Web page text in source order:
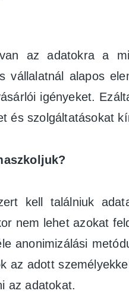
az adatokra a
vállalatnál alapos
igényeket.
és szolgáltatásokat
kell találniuk
nem lehet azokat
anonimizálási
az adott
az adatokat.